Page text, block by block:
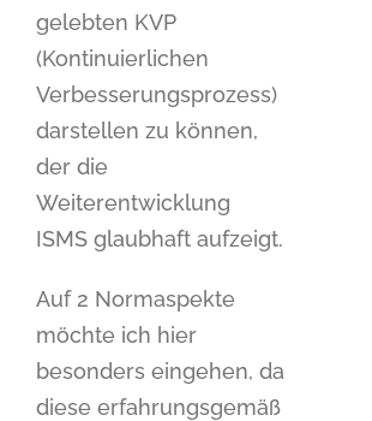
gelebten KVP
(Kontinuierlichen
Verbesserungsprozess)
darstellen zu können,
der die
Weiterentwicklung
ISMS glaubhaft aufzeigt.
Auf 2 Normaspekte
möchte ich hier
besonders eingehen, da
diese erfahrungsgemäß